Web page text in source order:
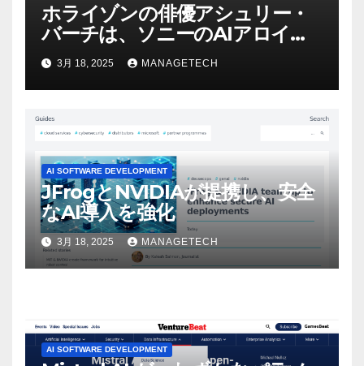
ホライゾンの俳優アシュリー・
バーチは、ソニーのAIアロイの
ビデオを見て「ゲームパフォー
マンスという芸術形式に不安を
感じた」と語る – IGN
3月 18, 2025 MANAGETECH
AI SOFTWARE DEVELOPMENT
JFrogとNVIDIAが提携し、安全
なAI導入を強化
3月 18, 2025 MANAGETECH
AI SOFTWARE DEVELOPMENT